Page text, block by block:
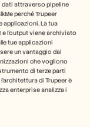
dati attraverso pipeline
perché Trupeer
applicazioni. La tua
e l'output viene archiviato
tue applicazioni
un vantaggio dal
che vogliono
di terze parti
di Trupeer è
enterprise analizza i